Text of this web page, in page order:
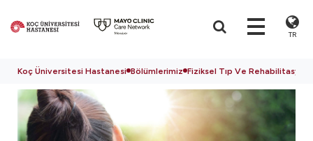
TR
Koç Üniversitesi Hastanesi Bölümlerimiz Fiziksel Tıp Ve Rehabilitasyon